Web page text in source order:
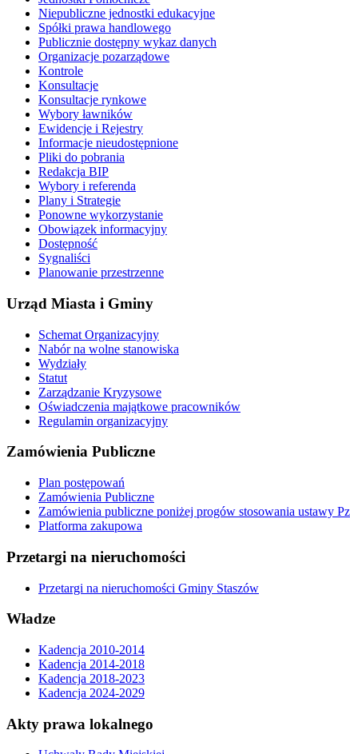
Niepubliczne jednostki edukacyjne
Spółki prawa handlowego
Publicznie dostępny wykaz danych
Organizacje pozarządowe
Kontrole
Konsultacje
Konsultacje rynkowe
Wybory ławników
Ewidencje i Rejestry
Informacje nieudostępnione
Pliki do pobrania
Redakcja BIP
Wybory i referenda
Plany i Strategie
Ponowne wykorzystanie
Obowiązek informacyjny
Dostępność
Sygnaliści
Planowanie przestrzenne
Urząd Miasta i Gminy
Schemat Organizacyjny
Nabór na wolne stanowiska
Wydziały
Statut
Zarządzanie Kryzysowe
Oświadczenia majątkowe pracowników
Regulamin organizacyjny
Zamówienia Publiczne
Plan postępowań
Zamówienia Publiczne
Zamówienia publiczne poniżej progów stosowania ustawy
Platforma zakupowa
Przetargi na nieruchomości
Przetargi na nieruchomości Gminy Staszów
Władze
Kadencja 2010-2014
Kadencja 2014-2018
Kadencja 2018-2023
Kadencja 2024-2029
Akty prawa lokalnego